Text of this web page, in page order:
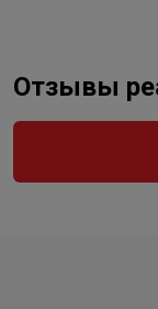
Отзывы